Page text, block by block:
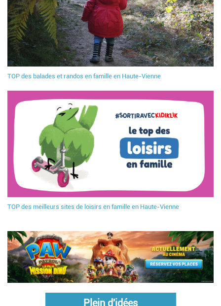
TOP des balades et randos en famille en Haute-Vienne
TOP des meilleurs sites de loisirs en famille en Haute-Vienne
Plein d'idées